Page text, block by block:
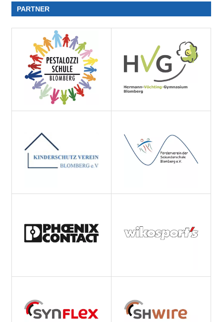
PARTNER